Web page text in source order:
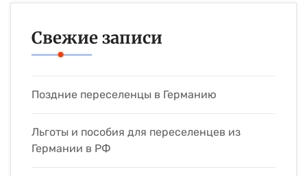
Свежие записи
Поздние переселенцы в Германию
Льготы и пособия для переселенцев из
Германии в РФ